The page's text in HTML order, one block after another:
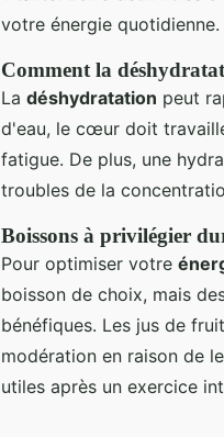
votre énergie quotidienne.
Comment la
La déshydratation peut
d'eau, le cœur doit
fatigue. De plus, une
troubles de la
Boissons à privilégier
Pour optimiser votre
boisson de choix, mais
bénéfiques. Les jus de
modération en raison de
utiles après un exercice